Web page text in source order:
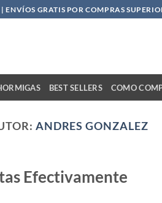
GRATIS POR COMPRAS
BEST SELLERS COMO
ANDRES GONZALEZ
Efectivamente